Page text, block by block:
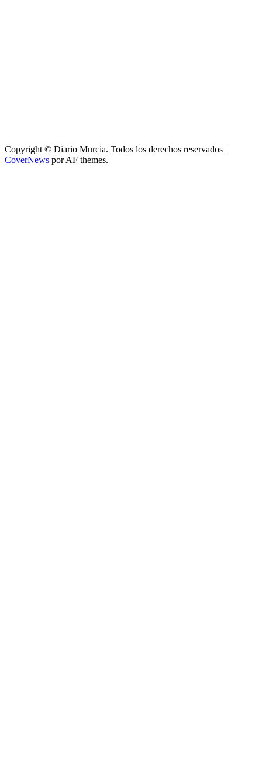
Copyright © Diario Murcia. Todos los derechos reservados |
CoverNews por AF themes.